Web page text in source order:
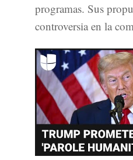
programas. Sus
controversia en la